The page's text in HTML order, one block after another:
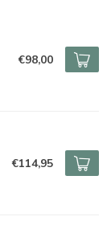
€98,00
€114,95